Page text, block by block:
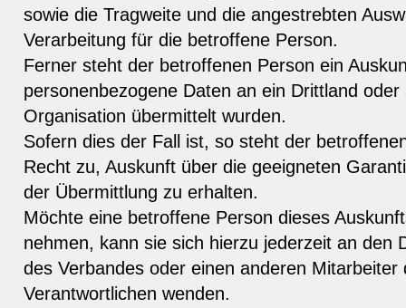
sowie die Tragweite und die angestrebten
Verarbeitung für die betroffene Person.
Ferner steht der betroffenen Person ein
personenbezogene Daten an ein Drittland
Organisation übermittelt wurden.
Sofern dies der Fall ist, so steht der
Recht zu, Auskunft über die geeigneten
der Übermittlung zu erhalten.
Möchte eine betroffene Person dieses
nehmen, kann sie sich hierzu jederzeit an den
des Verbandes oder einen anderen
Verantwortlichen wenden.